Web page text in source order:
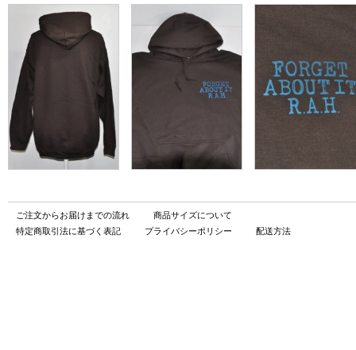
ご注文からお届けまでの流れ
商品サイズについて
特定商取引法に基づく表記
プライバシーポリシー 配送方法